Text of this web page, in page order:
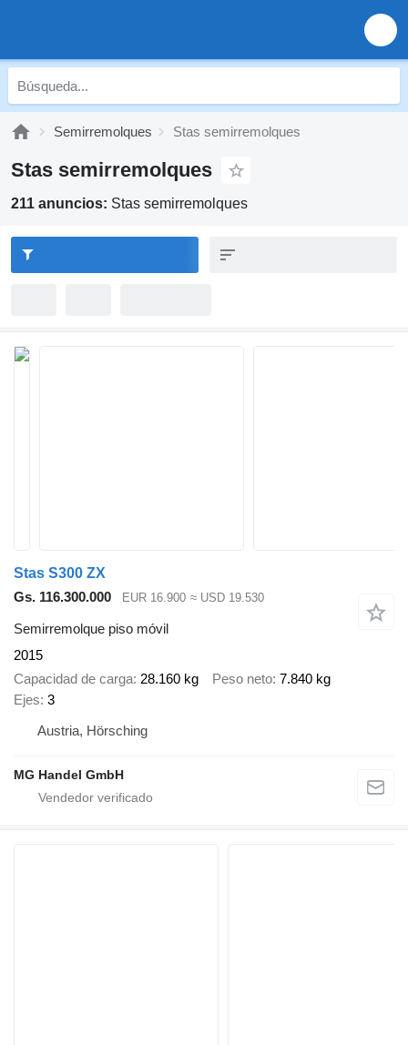
Semirremolques Stas semirremolques
Stas semirremolques
211 anuncios: Stas semirremolques
Stas S300 ZX
Gs. 116.300.000
EUR 16.900 ≈ USD 19.530
Semirremolque piso móvil
2015
Capacidad de carga 28.160 kg Peso neto 7.840 kg
Ejes 3
Austria, Hörsching
MG Handel GmbH